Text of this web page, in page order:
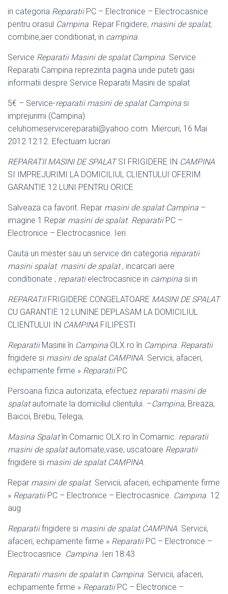
in categoria ReparatiiPC – Electronice – Electrocasnice
pentru orasul Campina. Repar Frigidere, masini de spalat,
combine,aer conditionat, in campina.
Service Reparatii Masini de spalat Campina. Service
Reparatii Campina reprezinta pagina unde puteti gasi
informatii despre Service Reparatii Masini de spalat
5€ – Service-reparatii masini de spalat Campina si
imprejurimi (Campina).
celuhomeservicereparatii@yahoo.com. Miercuri, 16 Mai
2012 12:12. Efectuam lucrari
REPARATII MASINI DE SPALATSI FRIGIDERE IN CAMPINA
SI IMPREJURIMI LA DOMICILIUL CLIENTULUI OFERIM
GARANTIE 12 LUNI PENTRU ORICE
Salveaza ca favorit. Repar masini de spalat Campina –
imagine 1 Repar masini de spalat. ReparatiiPC –
Electronice – Electrocasnice. Ieri
Cauta un mester sau un service din categoria reparatii
masini spalat. masini de spalat, incarcari aere
conditionate , reparatielectrocasnice in campina si in
REPARATIIFRIGIDERE CONGELATOARE MASINI DE SPALAT
CU GARANTIE 12 LUNINE DEPLASAM LA DOMICILIUL
CLIENTULUI IN CAMPINA FILIPESTI
ReparatiiMasinii în Campina OLX.ro în Campina. Reparatii
frigidere si masini de spalat CAMPINA. Servicii, afaceri,
echipamente firme » ReparatiiPC
Persoana fizica autorizata, efectuez reparatii masini de
spalatautomate la domiciliul clientului. –Campina, Breaza,
Baicoi, Brebu, Telega,
Masina Spalatîn Comarnic OLX.ro în Comarnic. reparatii
masini de spalatautomate,vase, uscatoare Reparatii
frigidere si masini de spalat CAMPINA.
Repar masini de spalat. Servicii, afaceri, echipamente firme
» ReparatiiPC – Electronice – Electrocasnice. Campina. 12
aug
Reparatiifrigidere si masini de spalat CAMPINA. Servicii,
afaceri, echipamente firme » ReparatiiPC – Electronice –
Electrocasnice. Campina. Ieri 18:43
Reparatii masini de spalatin Campina. Servicii, afaceri,
echipamente firme » ReparatiiPC – Electronice –